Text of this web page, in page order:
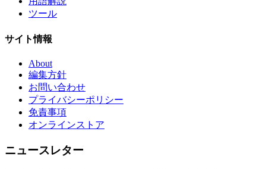
ツール
サイト情報
About
編集方針
お問い合わせ
プライバシーポリシー
免責事項
オンラインストア
ニュースレター